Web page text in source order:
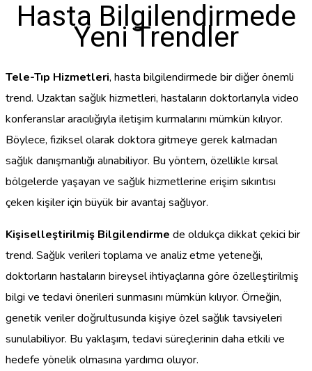
Hasta Bilgilendirmede
Yeni Trendler
Tele-Tıp Hizmetleri, hasta bilgilendirmede bir diğer önemli
trend. Uzaktan sağlık hizmetleri, hastaların doktorlarıyla video
konferanslar aracılığıyla iletişim kurmalarını mümkün kılıyor.
Böylece, fiziksel olarak doktora gitmeye gerek kalmadan
sağlık danışmanlığı alınabiliyor. Bu yöntem, özellikle kırsal
bölgelerde yaşayan ve sağlık hizmetlerine erişim sıkıntısı
çeken kişiler için büyük bir avantaj sağlıyor.
Kişiselleştirilmiş Bilgilendirme de oldukça dikkat çekici bir
trend. Sağlık verileri toplama ve analiz etme yeteneği,
doktorların hastaların bireysel ihtiyaçlarına göre özelleştirilmiş
bilgi ve tedavi önerileri sunmasını mümkün kılıyor. Örneğin,
genetik veriler doğrultusunda kişiye özel sağlık tavsiyeleri
sunulabiliyor. Bu yaklaşım, tedavi süreçlerinin daha etkili ve
hedefe yönelik olmasına yardımcı oluyor.